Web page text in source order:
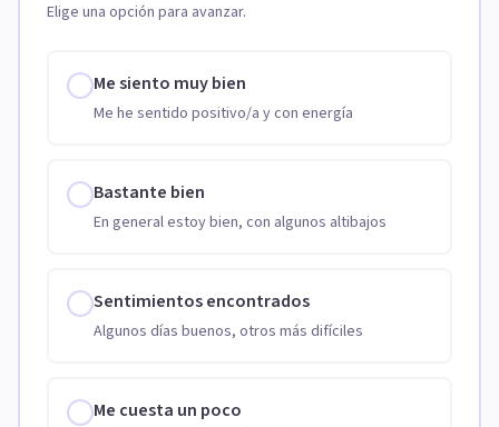
Elige una opción para avanzar.
Me siento muy bien
Me he sentido positivo/a y con energía
Bastante bien
En general estoy bien, con algunos altibajos
Sentimientos encontrados
Algunos días buenos, otros más difíciles
Me cuesta un poco